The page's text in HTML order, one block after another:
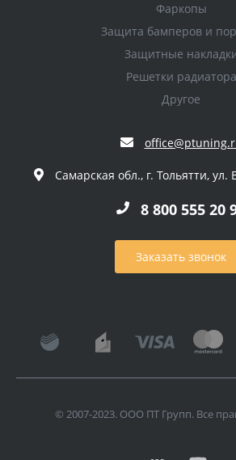
Фаркопы
Защита бамперов и
Защитные
Решетки радиатора
Другое
Самарская обл., г. Тольятти, ул.
8 800 555 20
Заказать звонок
© 2007-2023. ООО ПТ Групп. Все